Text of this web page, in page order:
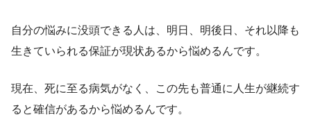
自分の悩みに没頭できる人は、明日、明後日、それ以降も
生きていられる保証が現状あるから悩めるんです。
現在、死に至る病気がなく、この先も普通に人生が継続す
ると確信があるから悩めるんです。